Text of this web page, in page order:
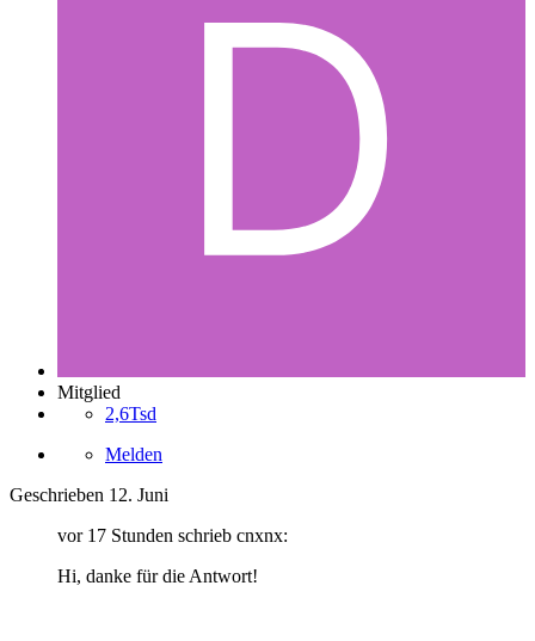
Mitglied
2,6Tsd
Melden
Geschrieben 12. Juni
vor 17 Stunden schrieb cnxnx:
Hi, danke für die Antwort!